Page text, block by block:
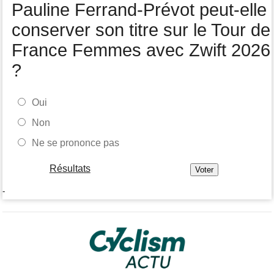
07:56
Tour de Burgos
A quelle heure et sur quelle chaîne suivre la 4e étape à la TV ?
Pauline Ferrand-Prévot peut-elle
conserver son titre sur le Tour de
France Femmes avec Zwift 2026
?
Oui
Non
Ne se prononce pas
Résultats
-